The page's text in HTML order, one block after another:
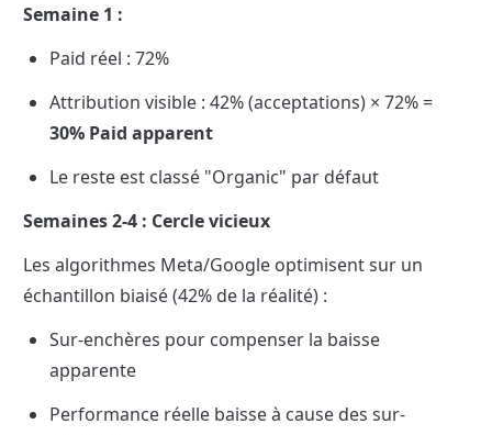
Semaine 1 :
Paid réel : 72%
30% Paid apparent
Le reste est classé "Organic" par défaut
Semaines 2-4 : Cercle vicieux
Les algorithmes Meta/Google optimisent sur un
échantillon biaisé (42% de la réalité) :
Sur-enchères pour compenser la baisse
apparente
Performance réelle baisse à cause des sur-